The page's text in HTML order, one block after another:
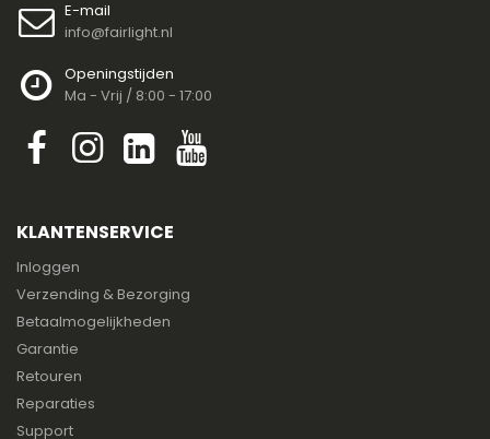
E-mail
info@fairlight.nl
Openingstijden
Ma - Vrij / 8:00 - 17:00
KLANTENSERVICE
Inloggen
Verzending & Bezorging
Betaalmogelijkheden
Garantie
Retouren
Reparaties
Support